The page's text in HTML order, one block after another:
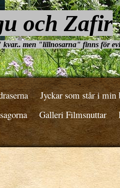
och Zafir
men "lillnosarna" finns för
Jyckar som står i min
Galleri Filmsnuttar